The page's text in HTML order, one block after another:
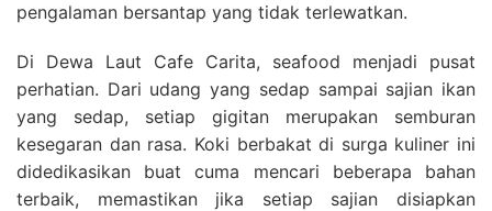
pengalaman bersantap yang tidak terlewatkan.
Di Dewa Laut Cafe Carita, seafood menjadi pusat
perhatian. Dari udang yang sedap sampai sajian ikan
yang sedap, setiap gigitan merupakan semburan
kesegaran dan rasa. Koki berbakat di surga kuliner ini
didedikasikan buat cuma mencari beberapa bahan
terbaik, memastikan jika setiap sajian disiapkan